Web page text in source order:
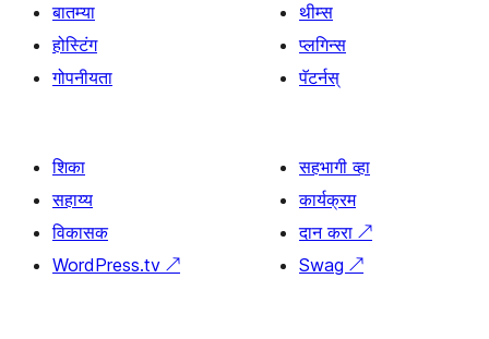
बातम्या
होस्टिंग
गोपनीयता
थीम्स
प्लगिन्स
पॅटर्नस्
शिका
सहाय्य
विकासक
WordPress.tv ↗
सहभागी व्हा
कार्यक्रम
दान करा ↗
Swag ↗